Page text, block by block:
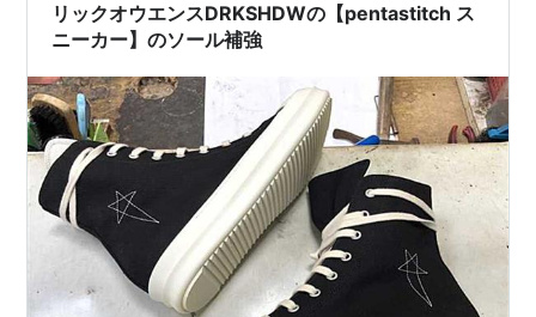
リックオウエンスDRKSHDWの【pentastitch ス
ニーカー】のソール補強